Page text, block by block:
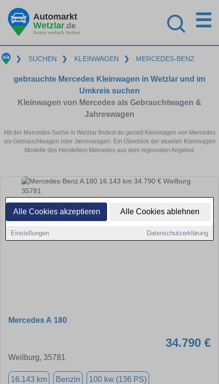
Alle Cookies akzeptieren Alle Cookies ablehnen
Einstellungen Datenschutzerklärung
Automarkt
Wetzlar.de
Autos einfach finden
☰
❯ SUCHEN ❯ KLEINWAGEN ❯ MERCEDES-BENZ
gebrauchte Mercedes Kleinwagen in Wetzlar und im
Umkreis suchen
Kleinwagen von Mercedes als Gebrauchtwagen &
Jahreswagen
Mit der Mercedes-Suche in Wetzlar findest du gezielt Kleinwagen von Mercedes
als Gebrauchtwagen oder Jahreswagen. Ein Überblick der atuellen Kleinwagen
Modelle des Herstellers Mercedes aus dem regionalen Angebot.
Mercedes A 180
34.790 €
Weilburg, 35781
16.143 km Benzin 100 kw (136 PS)